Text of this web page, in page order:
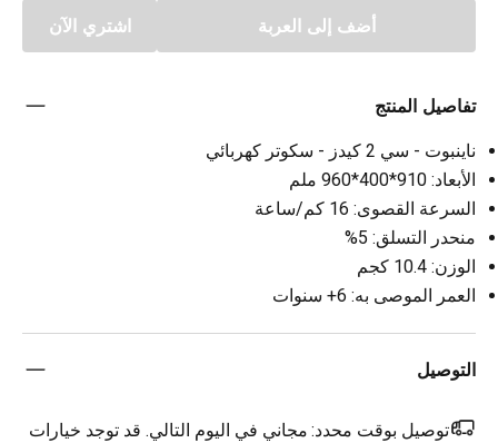
أضف إلى العربة اشتري الآن
تفاصيل المنتج
ناينبوت - سي 2 كيدز - سكوتر كهربائي
الأبعاد: 910*400*960 ملم
السرعة القصوى: 16 كم/ساعة
منحدر التسلق: 5%
الوزن: 10.4 كجم
العمر الموصى به: 6+ سنوات
التوصيل
توصيل بوقت محدد: مجاني في اليوم التالي. قد توجد خيارات